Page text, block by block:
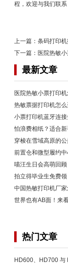
程，欢迎与我们联系
上一篇： 条码打印
下一篇： 医院热敏
最新文章
医院热敏小票打印
热敏票据打印机怎
小票打印机蓝牙连
怕浪费相纸？适合
穿梭在雪域高原的
前置仓和微型履约
喵汪生日会高萌回顾
拍立得毕业生免费
中国热敏打印机厂家
世界也有AB面！来
热门文章